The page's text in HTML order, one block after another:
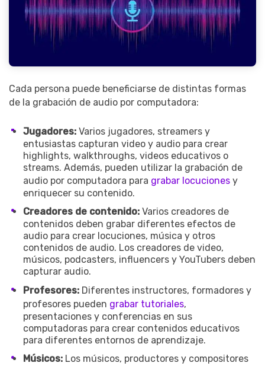
Cada persona puede beneficiarse de distintas formas
de la grabación de audio por computadora:
Jugadores: Varios jugadores, streamers y
entusiastas capturan video y audio para crear
highlights, walkthroughs, videos educativos o
streams. Además, pueden utilizar la grabación de
audio por computadora para grabar locuciones y
enriquecer su contenido.
Creadores de contenido: Varios creadores de
contenidos deben grabar diferentes efectos de
audio para crear locuciones, música y otros
contenidos de audio. Los creadores de video,
músicos, podcasters, influencers y YouTubers deben
capturar audio.
Profesores: Diferentes instructores, formadores y
profesores pueden grabar tutoriales,
presentaciones y conferencias en sus
computadoras para crear contenidos educativos
para diferentes entornos de aprendizaje.
Músicos: Los músicos, productores y compositores